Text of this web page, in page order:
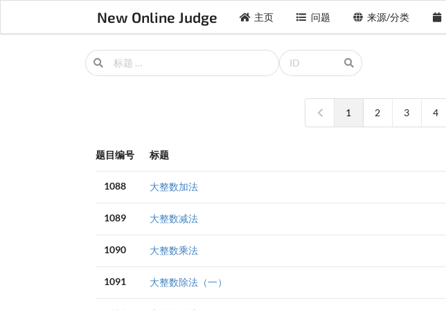
New Online Judge 主页 问题 来源/分类
1 2 3 4
题目编号 标题
1088 大整数加法
1089 大整数减法
1090 大整数乘法
1091 大整数除法（一）